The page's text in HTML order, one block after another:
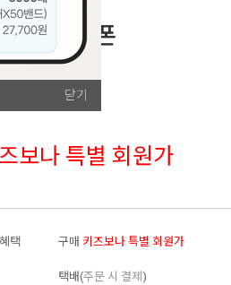
닫기
차 스마트폰
보나 특별 회원가
택 구매 키즈보나 특별 회원가
택배(주문 시 결제 )